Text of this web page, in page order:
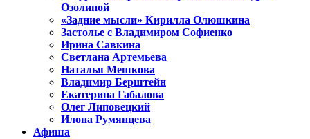
Озолиной
«Задние мысли» Кирилла Олюшкина
Застолье с Владимиром Софиенко
Ирина Савкина
Светлана Артемьева
Наталья Мешкова
Владимир Берштейн
Екатерина Габалова
Олег Липовецкий
Илона Румянцева
Афиша